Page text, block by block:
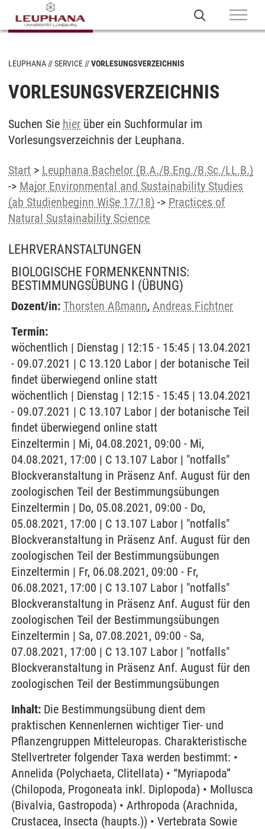
LEUPHANA SERVICE VORLESUNGSVERZEICHNIS
VORLESUNGSVERZEICHNIS
Suchen Sie hier über ein Suchformular im
Vorlesungsverzeichnis der Leuphana.
Start > Leuphana Bachelor (B.A./B.Eng./B.Sc./LL.B.)
-> Major Environmental and Sustainability Studies
(ab Studienbeginn WiSe 17/18) -> Practices of
Natural Sustainability Science
LEHRVERANSTALTUNGEN
BIOLOGISCHE FORMENKENNTNIS:
BESTIMMUNGSÜBUNG I (ÜBUNG)
Dozent/in: Thorsten Aßmann, Andreas Fichtner
Termin:
wöchentlich | Dienstag | 12:15 - 15:45 | 13.04.2021
- 09.07.2021 | C 13.120 Labor | der botanische Teil
findet überwiegend online statt
wöchentlich | Dienstag | 12:15 - 15:45 | 13.04.2021
- 09.07.2021 | C 13.107 Labor | der botanische Teil
findet überwiegend online statt
Einzeltermin | Mi, 04.08.2021, 09:00 - Mi,
04.08.2021, 17:00 | C 13.107 Labor | "notfalls"
Blockveranstaltung in Präsenz Anf. August für den
zoologischen Teil der Bestimmungsübungen
Einzeltermin | Do, 05.08.2021, 09:00 - Do,
05.08.2021, 17:00 | C 13.107 Labor | "notfalls"
Blockveranstaltung in Präsenz Anf. August für den
zoologischen Teil der Bestimmungsübungen
Einzeltermin | Fr, 06.08.2021, 09:00 - Fr,
06.08.2021, 17:00 | C 13.107 Labor | "notfalls"
Blockveranstaltung in Präsenz Anf. August für den
zoologischen Teil der Bestimmungsübungen
Einzeltermin | Sa, 07.08.2021, 09:00 - Sa,
07.08.2021, 17:00 | C 13.107 Labor | "notfalls"
Blockveranstaltung in Präsenz Anf. August für den
zoologischen Teil der Bestimmungsübungen
Inhalt: Die Bestimmungsübung dient dem
praktischen Kennenlernen wichtiger Tier- und
Pflanzengruppen Mitteleuropas. Charakteristische
Stellvertreter folgender Taxa werden bestimmt: •
Annelida (Polychaeta, Clitellata) • “Myriapoda”
(Chilopoda, Progoneata inkl. Diplopoda) • Mollusca
(Bivalvia, Gastropoda) • Arthropoda (Arachnida,
Crustacea, Insecta (haupts.)) • Vertebrata Sowie